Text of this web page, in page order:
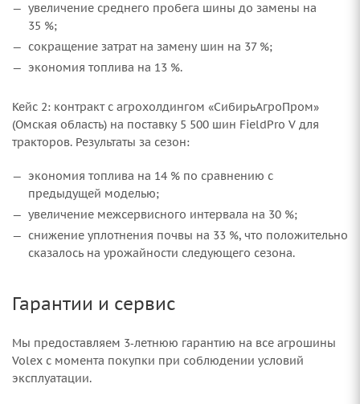
увеличение среднего пробега шины до замены на
35 %;
сокращение затрат на замену шин на 37 %;
экономия топлива на 13 %.
Кейс 2: контракт с агрохолдингом «СибирьАгроПром»
(Омская область) на поставку 5 500 шин FieldPro V для
тракторов. Результаты за сезон:
экономия топлива на 14 % по сравнению с
предыдущей моделью;
увеличение межсервисного интервала на 30 %;
снижение уплотнения почвы на 33 %, что положительно
сказалось на урожайности следующего сезона.
Гарантии и сервис
Мы предоставляем 3‑летнюю гарантию на все агрошины
Volex с момента покупки при соблюдении условий
эксплуатации.